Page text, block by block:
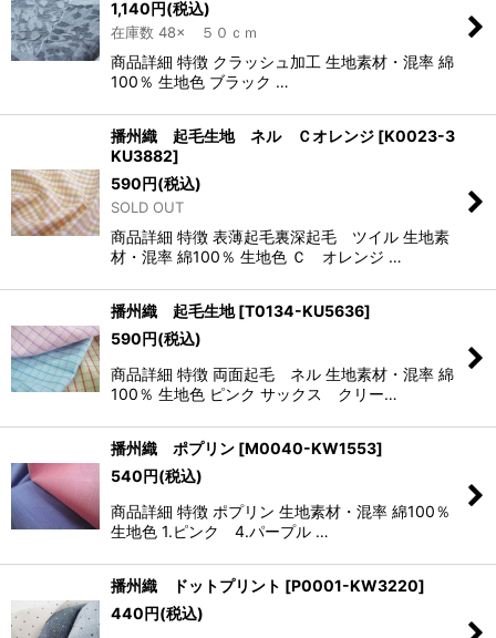
1,140円(税込)
在庫数 48× ５０ｃｍ
商品詳細 特徴 クラッシュ加工 生地素材・混率 綿
100％ 生地色 ブラック …
播州織 起毛生地 ネル Ｃオレンジ [K0023-3
KU3882]
590円(税込)
SOLD OUT
商品詳細 特徴 表薄起毛裏深起毛 ツイル 生地素
材・混率 綿100％ 生地色 Ｃ オレンジ …
播州織 起毛生地 [T0134-KU5636]
590円(税込)
商品詳細 特徴 両面起毛 ネル 生地素材・混率 綿
100％ 生地色 ピンク サックス クリー…
播州織 ポプリン [M0040-KW1553]
540円(税込)
商品詳細 特徴 ポプリン 生地素材・混率 綿100％
生地色 1.ピンク 4.パープル …
播州織 ドットプリント [P0001-KW3220]
440円(税込)